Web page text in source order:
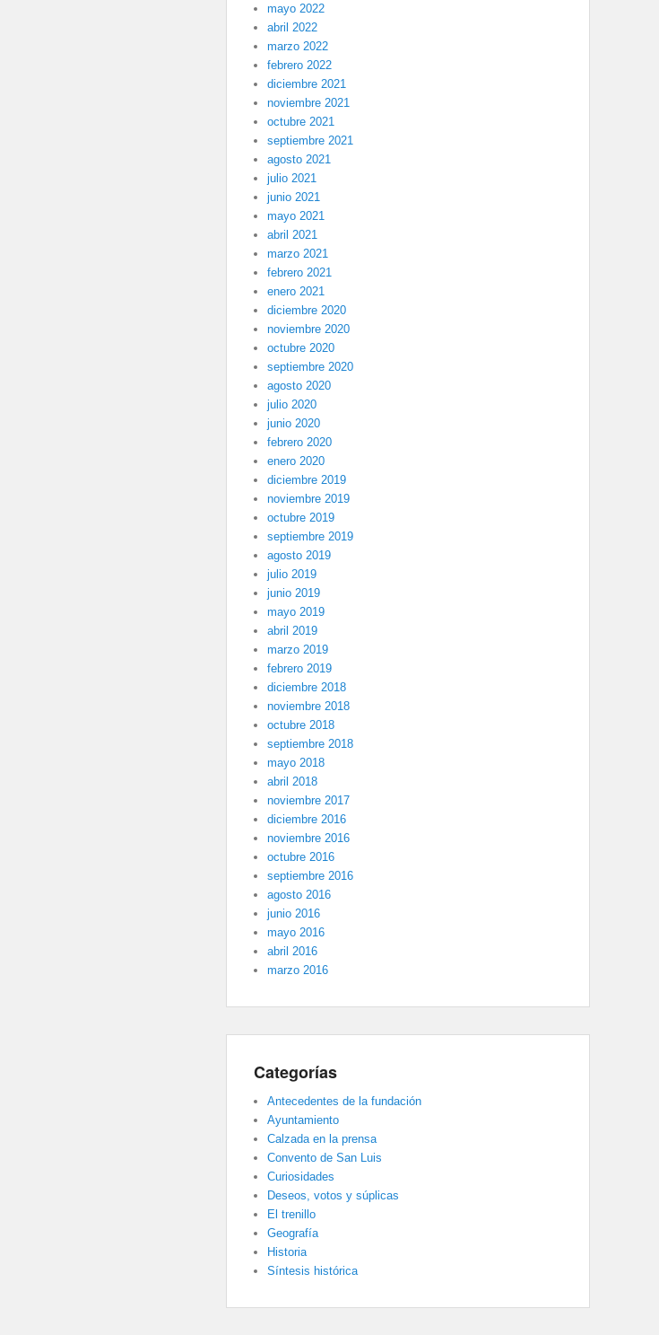
mayo 2022
abril 2022
marzo 2022
febrero 2022
diciembre 2021
noviembre 2021
octubre 2021
septiembre 2021
agosto 2021
julio 2021
junio 2021
mayo 2021
abril 2021
marzo 2021
febrero 2021
enero 2021
diciembre 2020
noviembre 2020
octubre 2020
septiembre 2020
agosto 2020
julio 2020
junio 2020
febrero 2020
enero 2020
diciembre 2019
noviembre 2019
octubre 2019
septiembre 2019
agosto 2019
julio 2019
junio 2019
mayo 2019
abril 2019
marzo 2019
febrero 2019
diciembre 2018
noviembre 2018
octubre 2018
septiembre 2018
mayo 2018
abril 2018
noviembre 2017
diciembre 2016
noviembre 2016
octubre 2016
septiembre 2016
agosto 2016
junio 2016
mayo 2016
abril 2016
marzo 2016
Categorías
Antecedentes de la fundación
Ayuntamiento
Calzada en la prensa
Convento de San Luis
Curiosidades
Deseos, votos y súplicas
El trenillo
Geografía
Historia
Síntesis histórica